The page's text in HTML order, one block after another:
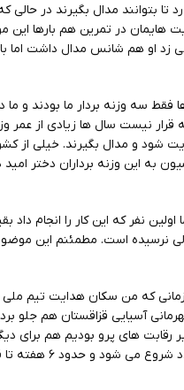
مدال بگیرند در حالی که
در تمرین هم بارها این
زد او هم شانس مدال داشت اما
سه وزنه بردار ما بودند و
نیست سال ها زیادی از عمر
شود و مدال بگیرند. خیلی از
به این وزنه برداران دختر
ماراتن نشدنی بود اما اولین نفر که این کار
نرسیده است. مطمئنم این
که من سکان هدایت تیم ملی
آسیایی قزاقستان هم جلو
های پرو بودیم هم برای
کسی به حال خودش رها نشد.